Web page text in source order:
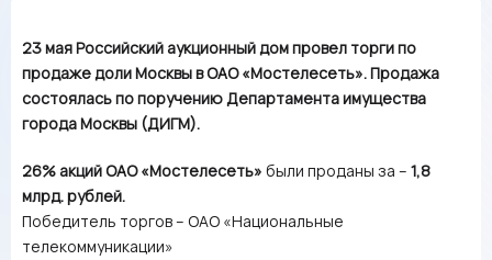
23 мая Российский аукционный дом провел торги по
продаже доли Москвы в ОАО «Мостелесеть». Продажа
состоялась по поручению Департамента имущества
города Москвы (ДИГМ).
26% акций ОАО «Мостелесеть» были проданы за – 1,8
млрд. рублей.
Победитель торгов – ОАО «Национальные
телекоммуникации»